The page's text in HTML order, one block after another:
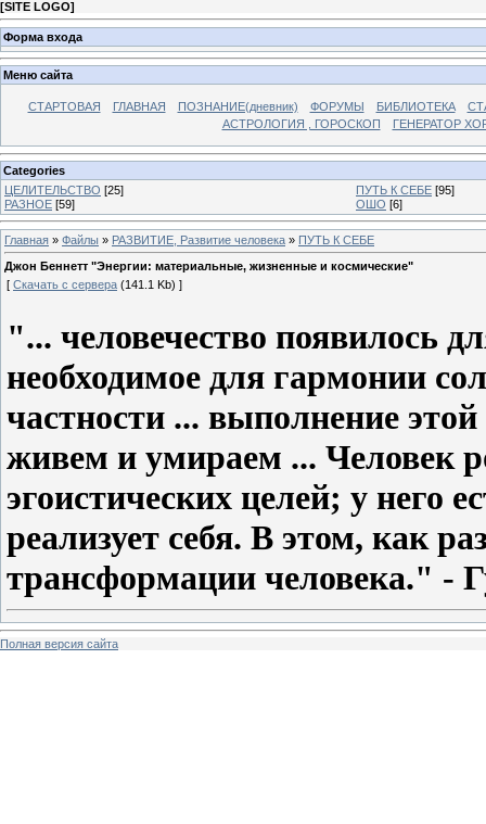
[SITE LOGO]
Форма входа
Меню сайта
СТАРТОВАЯ ГЛАВНАЯ ПОЗНАНИЕ(дневник) ФОРУМЫ БИБЛИОТЕКА
АСТРОЛОГИЯ , ГОРОСКОП
ГЕНЕРАТОР
Categories
ЦЕЛИТЕЛЬСТВО [25] ПУТЬ К СЕБЕ [95]
РАЗНОЕ [59] ОШО [6]
Главная » Файлы » РАЗВИТИЕ, Развитие человека » ПУТЬ К СЕБЕ
Джон Беннетт "Энергии: материальные, жизненные и космические"
[ Скачать с сервера (141.1 Kb) ]
"... человечество появилось
необходимое для гармонии
частности ... выполнение
живем и умираем ... Человек
эгоистических целей; у него
реализует себя. В этом, как
трансформации человека." -
Полная версия сайта